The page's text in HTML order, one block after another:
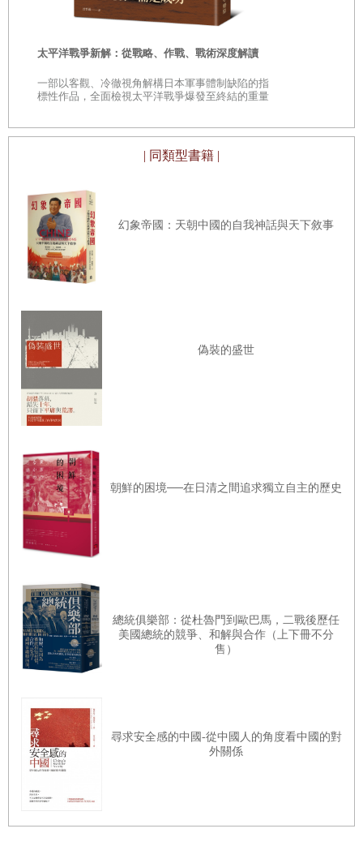
勝利支柱二：中國退出新興世界
重要大國：印度和俄羅斯
圍堵中國：二十一世紀的轉折點
第三篇 軍事競技場
軍事地理：中國從區域到全球強權的崛起之路
優勢：美國、盟友、以力量實現和平
國防工業基礎：從根基到新戰略領域
第四篇 思想競技場
美國理念和美國夢
臺灣，是一個充滿活力的華人民主國家，我們過去曾大力支持，如今
再次引起美國的關注。美國應該對我們關注亞洲的安全與防禦，以及
目標抱持信心。我們的價值觀超越地域隔閡和種族來源，我們的包容
我們在國內也必須努力，確保中共鬆綁並撤回對我們境內任何人的控
制。那些逃離這個政權來到這裡的人，應該受保護並在這裡安全自由
地生活。那些受中共計畫或影響力行動追捕的人，應該獲得美國的保
護和司法救濟。這表示我們必須打擊和瓦解中共的影響力行動、非法
和法外活動，並確保需要庇護的人得到安全的避風港。中共試圖控制
或影響其海外公民的行為，也應受到反擊和摧毀，以確保那些進入美
國或其他自由世界的人享有真正的自由。
斯軍隊殺害婦女和兒童，對平民使用飛鏢彈，摧毀公寓大樓、醫院和
城市，這些行為已顯示出俄中「新時代全面戰略協作夥伴關係」的樣
貌。自由世界現在必須準備應對太平洋地區可能即將發生的問題。中
共的病態行為若不由美國與盟友加以制止，恐將延燒到中國海外。中
同一地點對維吾爾人實施種族滅絕，同時不斷增加派遣飛機進入臺灣
海峽的頻率，在臺灣周邊啟動前所未有的海空軍實彈演習，我們必須
為二○二○年代可能出現的情況作好準備。越來越多的人認為，中共可
能在這個十年內選擇戰爭。俄羅斯在歐洲發動戰爭，以及這兩個獨裁
防禦工事時，我們可能不久就看得到這個世界將變成什麼樣子。
太平洋戰爭新解：從戰略、作戰、戰術深度解讀
一部以客觀、冷徹視角解構日本軍事體制缺陷的指
標性作品，全面檢視太平洋戰爭爆發至終結的重量
| 同類型書籍 |
幻象帝國：天朝中國的自我神話與天下敘事
偽裝的盛世
朝鮮的困境──在日清之間追求獨立自主的歷史
總統俱樂部：從杜魯門到歐巴馬，二戰後歷任
美國總統的競爭、和解與合作（上下冊不分
售）
尋求安全感的中國-從中國人的角度看中國的對
外關係